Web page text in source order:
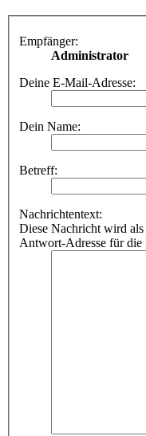
Empfänger:
Administrator
Deine E-Mail-Adresse:
Dein Name:
Betreff:
Nachrichtentext:
Diese Nachricht wird
Antwort-Adresse für